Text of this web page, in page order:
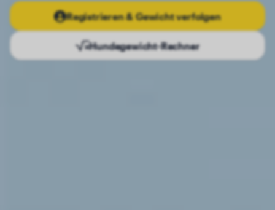
Registrieren & Gewicht verfolgen
Hundegewicht-Rechner